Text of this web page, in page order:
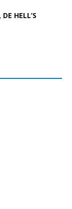
HELL’S